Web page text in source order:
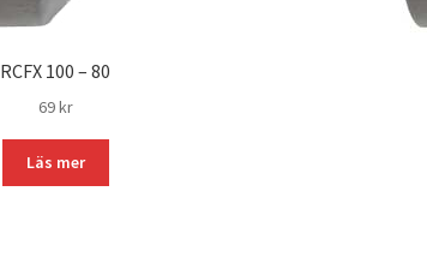
RCFX 100 – 80
69kr
Läs mer